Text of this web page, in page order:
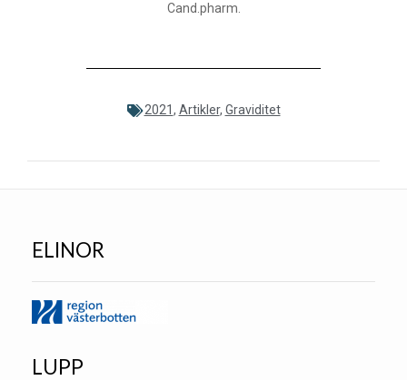
Cand.pharm.
2021, Artikler, Graviditet
ELINOR
LUPP